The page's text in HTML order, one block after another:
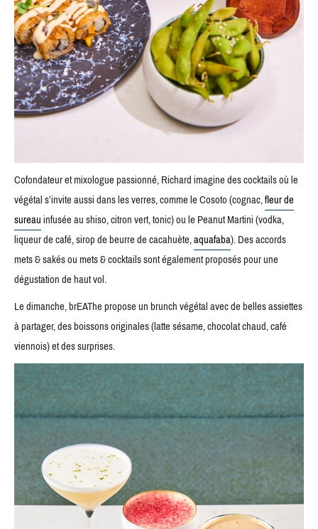
Cofondateur et mixologue passionné, Richard imagine des cocktails où le
végétal s’invite aussi dans les verres, comme le Cosoto (cognac,fleur de
sureauinfusée au shiso, citron vert, tonic) ou le Peanut Martini (vodka,
liqueur de café, sirop de beurre de cacahuète,aquafaba). Des accords
mets & sakés ou mets & cocktails sont également proposés pour une
dégustation de haut vol.
Le dimanche, brEAThe propose un brunch végétal avec de belles assiettes
à partager, des boissons originales (latte sésame, chocolat chaud, café
viennois) et des surprises.